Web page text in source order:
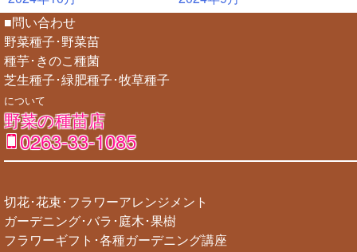
■問い合わせ
野菜種子･野菜苗
種芋･きのこ種菌
芝生種子･緑肥種子･牧草種子
について
野菜の種苗店
0263-33-1085
切花･花束･フラワーアレンジメント
ガーデニング･バラ･庭木･果樹
フラワーギフト･各種ガーデニング講座